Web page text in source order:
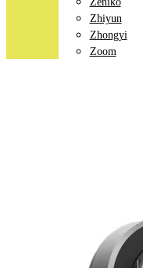
Zhiyun
Zhongyi
Zoom